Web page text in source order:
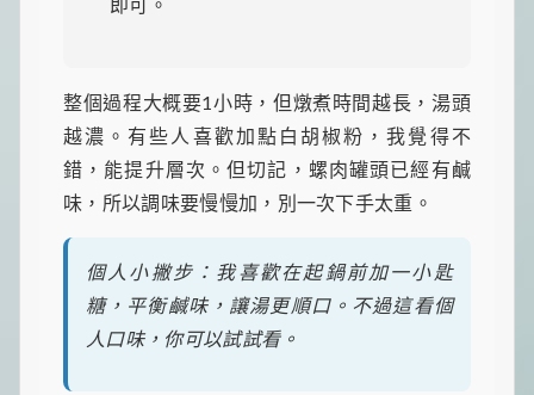
整個過程大概要1小時，但燉煮時間越長，湯頭
越濃。有些人喜歡加點白胡椒粉，我覺得不
錯，能提升層次。但切記，螺肉罐頭已經有鹹
味，所以調味要慢慢加，別一次下手太重。
個人小撇步：我喜歡在起鍋前加一小匙
糖，平衡鹹味，讓湯更順口。不過這看個
人口味，你可以試試看。